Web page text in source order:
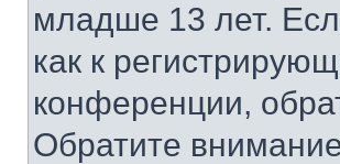
младше 13 лет.
как к
конференции,
Обратите